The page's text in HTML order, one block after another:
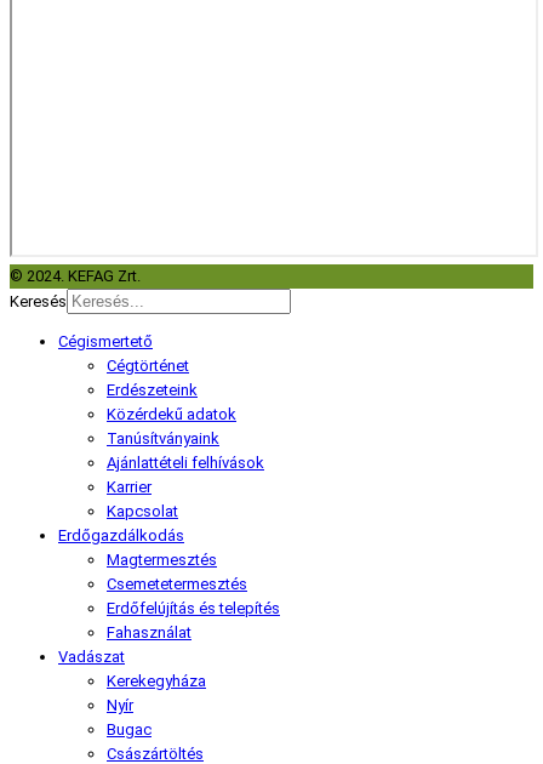
© 2024. KEFAG Zrt.
Keresés
Cégismertető
Cégtörténet
Erdészeteink
Közérdekű adatok
Tanúsítványaink
Ajánlattételi felhívások
Karrier
Kapcsolat
Erdőgazdálkodás
Magtermesztés
Csemetetermesztés
Erdőfelújítás és telepítés
Fahasználat
Vadászat
Kerekegyháza
Nyír
Bugac
Császártöltés